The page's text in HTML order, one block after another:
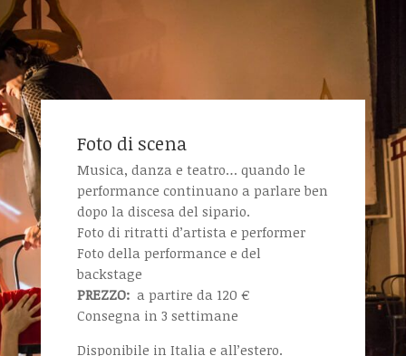
Foto di scena
Musica, danza e teatro… quando le
performance continuano a parlare ben
dopo la discesa del sipario.
Foto di ritratti d’artista e performer
Foto della performance e del
backstage
PREZZO:a partire da 120 €
Consegna in 3 settimane
Disponibile in Italia e all’estero.